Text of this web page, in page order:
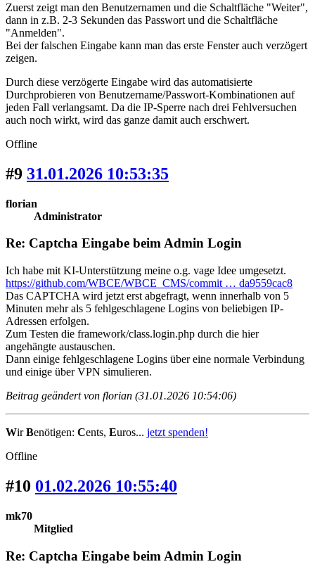
Zuerst zeigt man den Benutzernamen und die Schaltfläche "Weiter",
dann in z.B. 2-3 Sekunden das Passwort und die Schaltfläche
"Anmelden".
Bei der falschen Eingabe kann man das erste Fenster auch verzögert
zeigen.
Durch diese verzögerte Eingabe wird das automatisierte
Durchprobieren von Benutzername/Passwort-Kombinationen auf
jeden Fall verlangsamt. Da die IP-Sperre nach drei Fehlversuchen
auch noch wirkt, wird das ganze damit auch erschwert.
Offline
#9 31.01.2026 10:53:35
florian
Administrator
Re: Captcha Eingabe beim Admin Login
Ich habe mit KI-Unterstützung meine o.g. vage Idee umgesetzt.
https://github.com/WBCE/WBCE_CMS/commit … da9559cac8
Das CAPTCHA wird jetzt erst abgefragt, wenn innerhalb von 5
Minuten mehr als 5 fehlgeschlagene Logins von beliebigen IP-
Adressen erfolgen.
Zum Testen die framework/class.login.php durch die hier
angehängte austauschen.
Dann einige fehlgeschlagene Logins über eine normale Verbindung
und einige über VPN simulieren.
Beitrag geändert von florian (31.01.2026 10:54:06)
WirBenötigen: Cents, Euros... jetzt spenden!
Offline
#10 01.02.2026 10:55:40
mk70
Mitglied
Re: Captcha Eingabe beim Admin Login